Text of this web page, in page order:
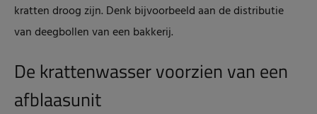
kratten droog zijn. Denk bijvoorbeeld aan de distributie
van deegbollen van een bakkerij.
De krattenwasser voorzien van een
afblaasunit